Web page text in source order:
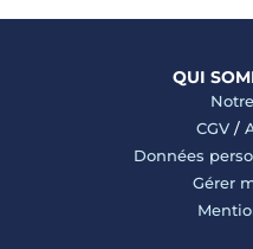
QUI
CGV/
Données
Gérer